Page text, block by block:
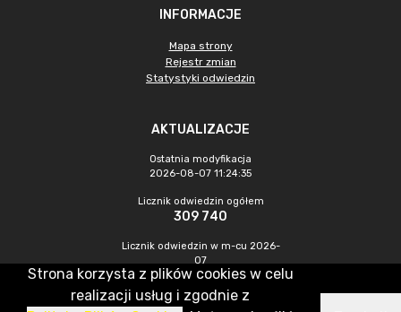
INFORMACJE
Mapa strony
Rejestr zmian
Statystyki odwiedzin
AKTUALIZACJE
Ostatnia modyfikacja
2026-08-07 11:24:35
Licznik odwiedzin ogółem
309 740
Licznik odwiedzin w m-cu 2026-
07
438
Strona korzysta z plików cookies w celu
realizacji usług i zgodnie z